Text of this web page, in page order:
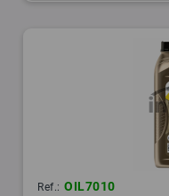
Ref.: OIL7010